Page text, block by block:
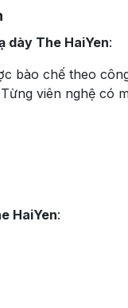
dày The HaiYen:
bào chế theo
viên nghệ có
HaiYen: